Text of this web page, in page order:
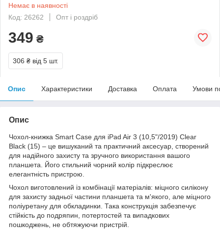
Немає в наявності
Код: 26262
Опт і роздріб
349 ₴
306 ₴ від 5 шт.
Опис Характеристики Доставка Оплата Умови
Опис
Чохол-книжка Smart Case для iPad Air 3 (10,5"/2019) Clear
Black (15) – це вишуканий та практичний аксесуар, створений
для надійного захисту та зручного використання вашого
планшета. Його стильний чорний колір підкреслює
елегантність пристрою.
Чохол виготовлений із комбінації матеріалів: міцного силікону
для захисту задньої частини планшета та м'якого, але міцного
поліуретану для обкладинки. Така конструкція забезпечує
стійкість до подряпин, потертостей та випадкових
пошкоджень, не обтяжуючи пристрій.